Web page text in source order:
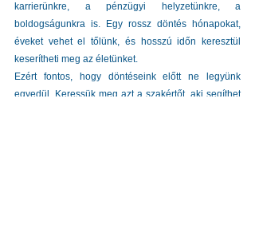
karrierünkre, a pénzügyi helyzetünkre, a
boldogságunkra is. Egy rossz döntés hónapokat,
éveket vehet el tőlünk, és hosszú időn keresztül
keserítheti meg az életünket.
Ezért fontos, hogy döntéseink előtt ne legyünk
egyedül. Keressük meg azt a szakértőt, aki segíthet